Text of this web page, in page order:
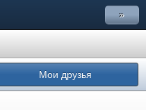
»
Мои друзья